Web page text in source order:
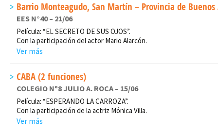
Barrio Monteagudo, San Martín – Provincia de Buenos
EES N°40 – 21/06
Película: “EL SECRETO DE SUS OJOS”.
Con la participación del actor Mario Alarcón.
Ver más
CABA (2 funciones)
COLEGIO Nº8 JULIO A. ROCA – 15/06
Película: “ESPERANDO LA CARROZA”.
Con la participación de la actriz Mónica Villa.
Ver más